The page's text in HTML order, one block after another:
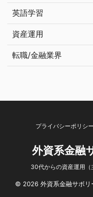
英語学習
資産運用
転職/金融業界
プライバシーポリシ
外資系金融
30代からの資産運用（
© 2026 外資系金融サボリ